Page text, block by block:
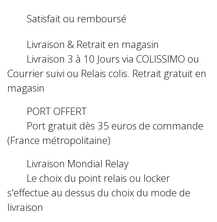
Satisfait ou remboursé
Livraison & Retrait en magasin
Livraison 3 à 10 Jours via COLISSIMO ou
Courrier suivi ou Relais colis. Retrait gratuit en
magasin
PORT OFFERT
Port gratuit dès 35 euros de commande
(France métropolitaine)
Livraison Mondial Relay
Le choix du point relais ou locker
s'effectue au dessus du choix du mode de
livraison